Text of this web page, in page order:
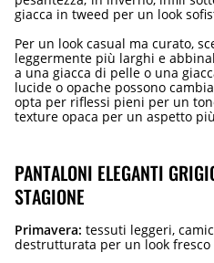
giacca in tweed per un look
Per un look casual ma curato,
leggermente più larghi e
a una giacca di pelle o una
lucide o opache possono
opta per riflessi pieni per un
texture opaca per un aspetto
PANTALONI ELEGANTI
STAGIONE
Primavera: tessuti leggeri,
destrutturata per un look fresco